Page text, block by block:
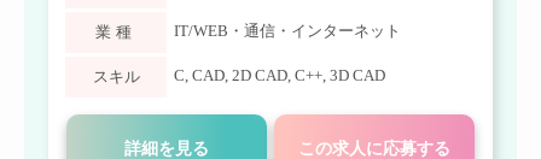
業種 IT/WEB・通信・インターネット
スキル C, CAD, 2D CAD, C++, 3D CAD
詳細を見る この求人に応募する